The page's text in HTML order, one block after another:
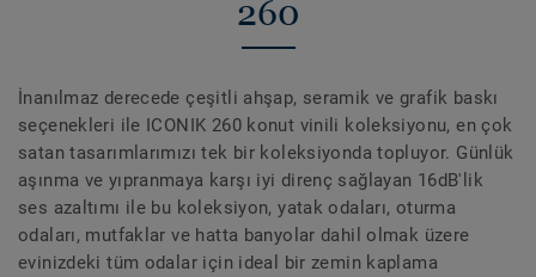
260
İnanılmaz derecede çeşitli ahşap, seramik ve grafik baskı
seçenekleri ile ICONIK 260 konut vinili koleksiyonu, en çok
satan tasarımlarımızı tek bir koleksiyonda topluyor. Günlük
aşınma ve yıpranmaya karşı iyi direnç sağlayan 16dB'lik
ses azaltımı ile bu koleksiyon, yatak odaları, oturma
odaları, mutfaklar ve hatta banyolar dahil olmak üzere
evinizdeki tüm odalar için ideal bir zemin kaplama